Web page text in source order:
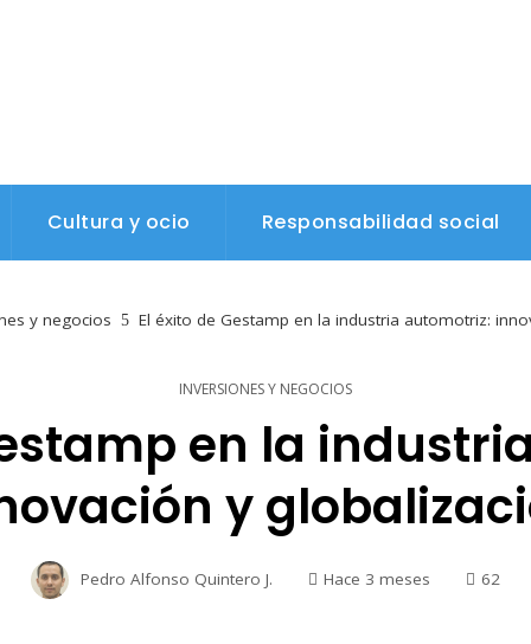
Cultura y ocio Responsabilidad social
y negocios El éxito de Gestamp en la industria automotriz:
INVERSIONES Y NEGOCIOS
en la
y
Pedro Alfonso Quintero J. Hace 3 meses 62